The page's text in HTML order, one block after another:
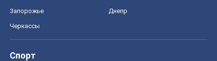
Запорожье Днепр
Черкассы
Спорт